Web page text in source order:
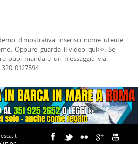
dimostrativa inserisci nome utente
Oppure guarda il video qui>>. Se
puoi mandare un messaggio via
0127594